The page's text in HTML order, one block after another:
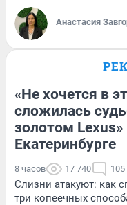
Анастасия
«Не хочется в
сложилась
золотом Lexus»
Екатеринбурге
8 часов 17 740 105
Слизни атакуют: как
три копеечных